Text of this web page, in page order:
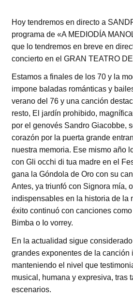
Hoy tendremos en directo a
programa de «A MEDIODÍA
que lo tendremos en breve en
concierto en el GRAN TEATRO
Estamos a finales de los 70 y la
impone baladas románticas y
verano del 76 y una canción
resto, El jardín prohibido,
por el genovés Sandro Giacobbe,
corazón por la puerta grande
nuestra memoria. Ese mismo año
con Gli occhi di tua madre en el
gana la Góndola de Oro con su
Antes, ya triunfó con Signora mía,
indispensables en la historia de la
éxito continuó con canciones
Bimba o Io vorrey.
En la actualidad sigue
grandes exponentes de la canción
manteniendo el nivel que
musical, humana y expresiva, tras
escenarios.